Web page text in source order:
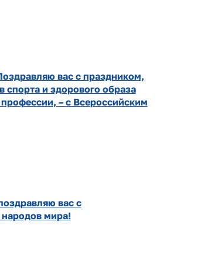
вас с праздником,
и здорового образа
– с Всероссийским
вас с
мира!